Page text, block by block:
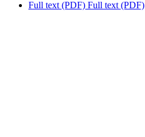
Full text (PDF) Full text (PDF)